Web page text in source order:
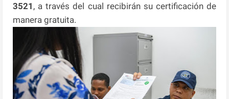
3521 , a través del cual recibirán su certificación de
manera gratuita.